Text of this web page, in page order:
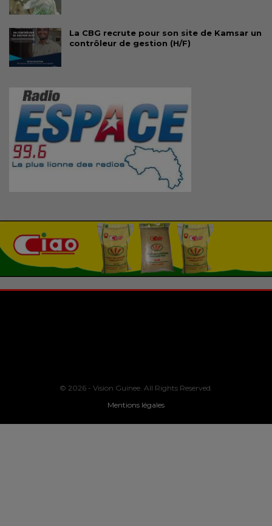
La CBG recrute pour son site de Kamsar un
contrôleur de gestion (H/F)
© 2026 - Vision Guinee. All Rights Reserved.
Mentions légales